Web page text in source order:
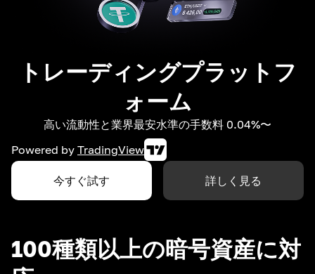
トレーディングプラットフ
ォーム
高い流動性と業界最安水準の手数料 0.04%〜
Powered by TradingView
今すぐ試す 詳しく見る
100種類以上の暗号資産に対